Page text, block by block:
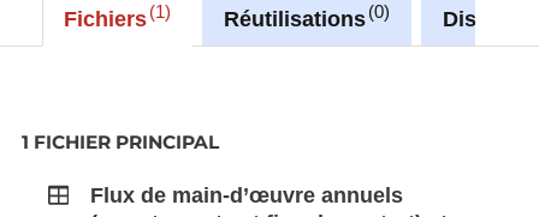
Fichiers 1 Réutilisations 0
1 FICHIER PRINCIPAL
Flux de main-d’œuvre annuels